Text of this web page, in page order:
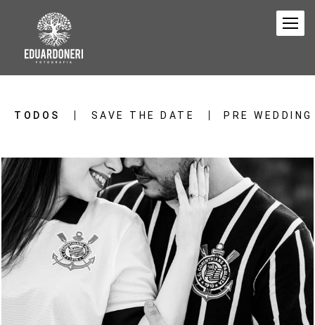
TODOS SAVE THE DATE PRE
633